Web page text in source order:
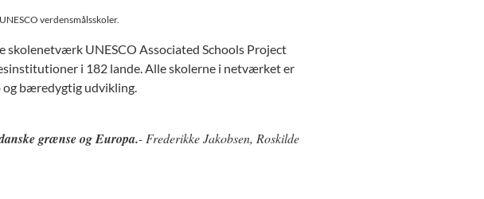
verdensmålsskoler.
skolenetværk UNESCO Associated Schools Project
i 182 lande. Alle skolerne i netværket er
bæredygtig udvikling.
grænse og Europa.- Frederikke Jakobsen, Roskilde